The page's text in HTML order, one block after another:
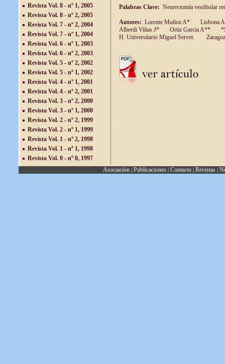
Revista Vol. 8 - nº 1, 2005
Revista Vol. 8 - nº 2, 2005
Revista Vol. 7 - nº 2, 2004
Revista Vol. 7 - nº 1, 2004
Revista Vol. 6 - nº 1, 2003
Revista Vol. 6 - nº 2, 2003
Revista Vol. 5 - nº 2, 2002
Revista Vol. 5 - nº 1, 2002
Revista Vol. 4 - nº 1, 2001
Revista Vol. 4 - nº 2, 2001
Revista Vol. 3 - nº 2, 2000
Revista Vol. 3 - nº 1, 2000
Revista Vol. 2 - nº 2, 1999
Revista Vol. 2 - nº 1, 1999
Revista Vol. 1 - nº 2, 1998
Revista Vol. 1 - nº 1, 1998
Revista Vol. 0 - nº 0, 1997
Palabras Clave: Neurectomía vestibular
Autores: Lorente Muñoz A*
Lisbona
Alberdi Viñas J*
Ortiz Garcia A**
H. Universitario Miguel Servet.
Asociación| Publicaciones| Contacto| Revistas|